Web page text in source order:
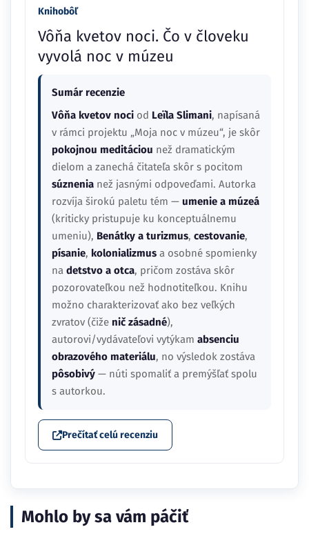
Knihobôľ
Vôňa kvetov noci. Čo v človeku
vyvolá noc v múzeu
Sumár recenzie
Vôňa kvetov noci od Leïla Slimani, napísaná
v rámci projektu „Moja noc v múzeu“, je skôr
pokojnou meditáciou než dramatickým
dielom a zanechá čitateľa skôr s pocitom
súznenia než jasnými odpoveďami. Autorka
rozvíja širokú paletu tém — umenie a múzeá
(kriticky pristupuje ku konceptuálnemu
umeniu), Benátky a turizmus, cestovanie,
písanie, kolonializmus a osobné spomienky
na detstvo a otca, pričom zostáva skôr
pozorovateľkou než hodnotiteľkou. Knihu
možno charakterizovať ako bez veľkých
zvratov (čiže nič zásadné),
autorovi/vydávateľovi vytýkam absenciu
obrazového materiálu, no výsledok zostáva
pôsobivý — núti spomaliť a premýšľať spolu
s autorkou.
Prečítať celú recenziu
Mohlo by sa vám páčiť